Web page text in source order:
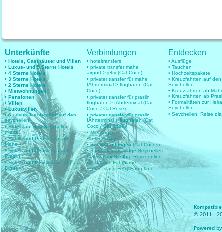
Unterkünfte
• Hotels, Gasthäuser und Villen
• Luxus- und 5 Sterne Hotels
• 4 Sterne Hotels
• 3 Sterne Hotels
• 2 Sterne Hotels
• Mietwohnungen
• Pensionen
• Villen
• Luxusvillen
• 6urlaub & aufenthalt auf den
seychellen
• Hotels auf den Seychellen
(Karte)
• Hotels und Pensionen auf
Mahe
• Hotels und Pensionen auf
Praslin
• Hotels und Pensionen auf La
Digue
Verbindungen
• hoteltransfers
• private transfer mahe
airport > jetty (Cat Coco)
• privater transfer für mahe
fÄhrterminal > flughafen (Cat
Coco)
• privater transfer für praslin
flughafen > fÄhrterminal (Cat
Coco / Cat Rose)
• privater transfer für praslin
fÄhrterminal > flughafen (Cat
Coco / Cat Rose)
• Mietwagen
• Inlandsflüge
• Seeverbindungen (Cat Cocos)
• Internationale Flüge Seychelles
• Gestalten Sie Ihre Reise online
• Cat Coco Fahrpläne
• Inter Island Ferry Fahrpläne
Entdecken
• Ausflüge
• Tauchen
• Hochzeitspakete
• Kreuzfahrten auf den
Seychellen
• Kreuzfahrten ab
• Kreuzfahrten ab
• Formalitäten zur
Seychellen
• Seychellen: Reise
© 2011 -
Powered by